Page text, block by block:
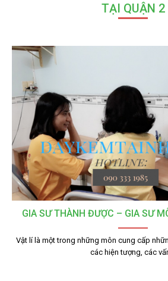
TẠI QUẬN 2
GIA SƯ THÀNH ĐƯỢC – GIA SƯ
Vật lí là một trong những môn cung cấp
các hiện tượng, các